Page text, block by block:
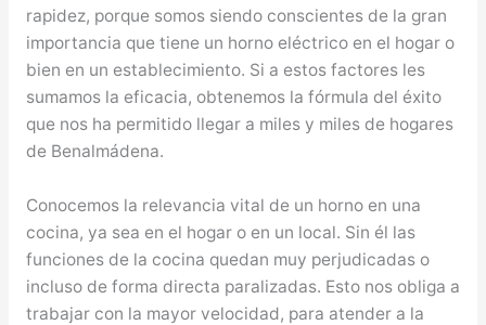
rapidez, porque somos siendo conscientes de la gran
importancia que tiene un horno eléctrico en el hogar o
bien en un establecimiento. Si a estos factores les
sumamos la eficacia, obtenemos la fórmula del éxito
que nos ha permitido llegar a miles y miles de hogares
de Benalmádena.
Conocemos la relevancia vital de un horno en una
cocina, ya sea en el hogar o en un local. Sin él las
funciones de la cocina quedan muy perjudicadas o
incluso de forma directa paralizadas. Esto nos obliga a
trabajar con la mayor velocidad, para atender a la